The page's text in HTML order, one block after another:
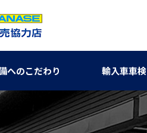
へのこだわり 輸入車車検